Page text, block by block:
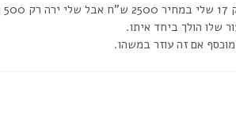
שלו הולך ביחד איתו.
אם זה עוזר במשהו.